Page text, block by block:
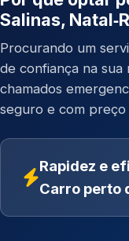
Salinas,
Procurando um
de confiança na sua
chamados
seguro e com preço
Rapidez e
Carro perto